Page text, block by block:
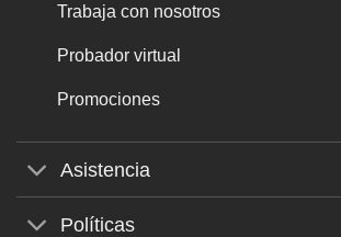
Trabaja con nosotros
Probador virtual
Promociones
Asistencia
Políticas